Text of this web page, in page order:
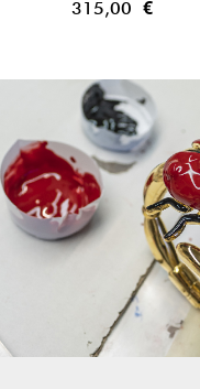
315,00 €